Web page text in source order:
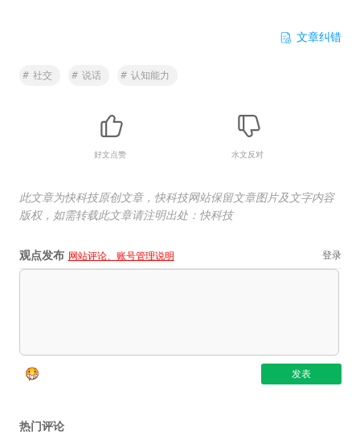
文章纠错
# 社交 # 说话 # 认知能力
好文点赞 水文反对
此文章为快科技原创文章，快科技网站保留文章图片及文字内容
版权，如需转载此文章请注明出处：快科技
观点发布 网站评论、账号管理说明 登录
热门评论